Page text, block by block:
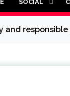
SOCIAL
and